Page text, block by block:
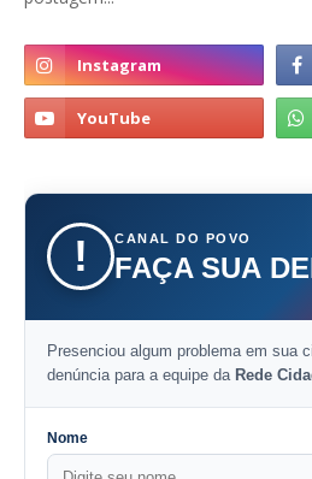
! CANAL DO POVO
FAÇA SUA
Presenciou algum problema em sua
denúncia para a equipe da Rede
Nome